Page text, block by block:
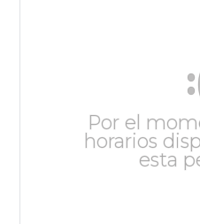
Por el
horarios
esta